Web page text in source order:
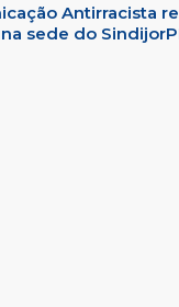
Antirracista
sede do